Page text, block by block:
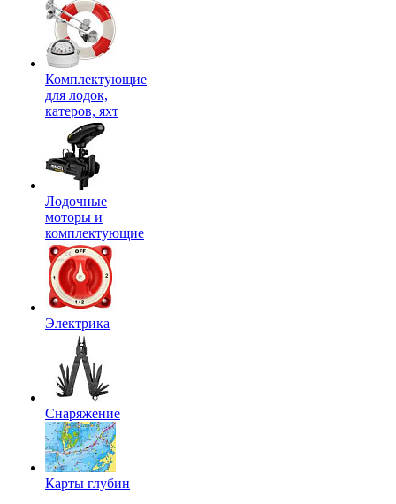
Комплектующие
для лодок,
катеров, яхт
Лодочные
моторы и
комплектующие
Электрика
Снаряжение
Карты глубин